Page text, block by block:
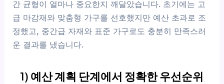
간 균형이 얼마나 중요한지 깨달았습니다. 초기에는 고
급 마감재와 맞춤형 가구를 선호했지만 예산 초과로 조
정했고, 중간급 자재와 표준 가구로도 충분히 만족스러
운 결과를 냈습니다.
1) 예산 계획 단계에서 정확한 우선순위